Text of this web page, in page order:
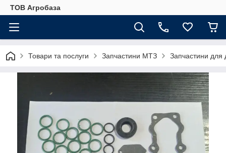
ТОВ Агробаза
Товари та послуги Запчастини МТЗ Запчастини для